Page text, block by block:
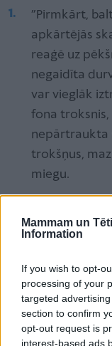
Mammam un
Information
If you wish to opt-
processing of your
targeted
section to confirm
opt-out request is
interest-based ads
”Pirmkārt,
apkārtējās
reaģē uz
negaidīta
var vieglāk
fona troksnis,
nepārtraukta
trokšņus,
miegu.
pētījumos ir
mazina
pietiekami
bet nav tik
ar to tas